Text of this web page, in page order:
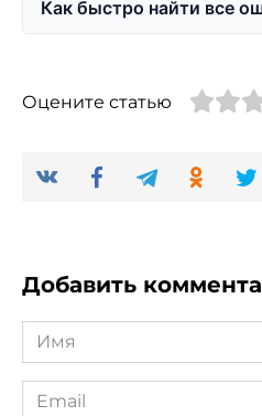
Как быстро найти все
Оцените статью
Добавить
Имя
*
Email